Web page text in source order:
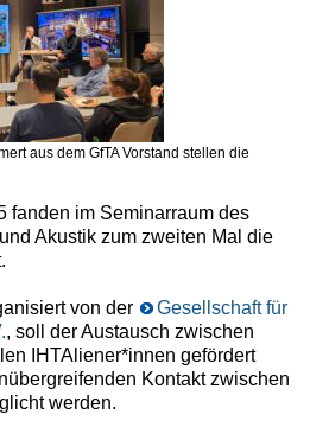
aus dem GfTA Vorstand stellen die
fanden im Seminarraum des
Akustik zum zweiten Mal die
von der
Gesellschaft für
, soll der Austausch zwischen
IHTAliener*innen gefördert
Kontakt zwischen
werden.